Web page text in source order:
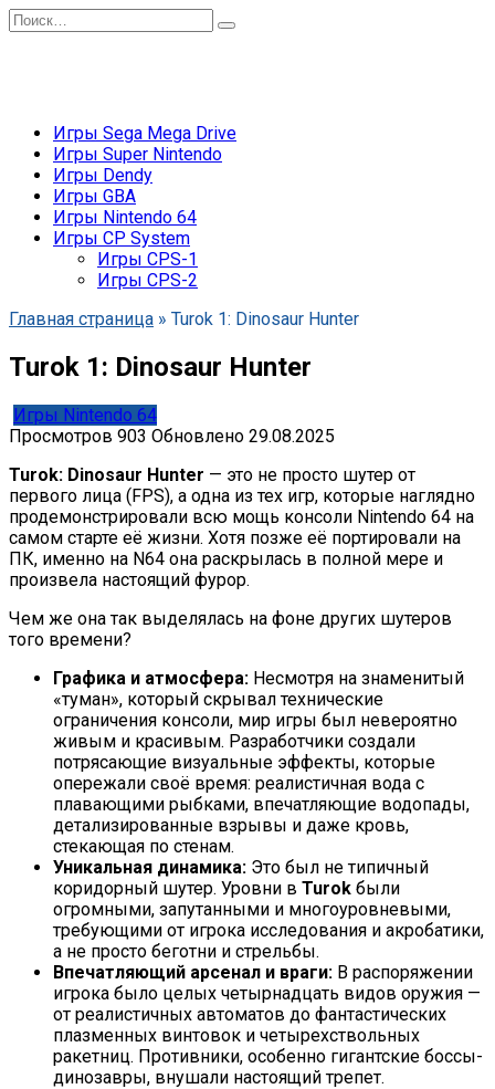
Перейти
к
Search
for:
Игры Sega Mega Drive
Игры Super Nintendo
Игры Dendy
Игры GBA
Игры Nintendo 64
Игры CP System
Игры CPS-1
Игры CPS-2
Главная страница » Turok 1: Dinosaur Hunter
Turok 1: Dinosaur Hunter
Игры Nintendo 64
Просмотров 903 Обновлено 29.08.2025
Turok: Dinosaur Hunter — это не просто шутер от
первого лица (FPS), а одна из тех игр, которые наглядно
продемонстрировали всю мощь консоли Nintendo 64 на
самом старте её жизни. Хотя позже её портировали на
ПК, именно на N64 она раскрылась в полной мере и
произвела настоящий фурор.
Чем же она так выделялась на фоне других шутеров
того времени?
Графика и атмосфера: Несмотря на знаменитый
«туман», который скрывал технические
ограничения консоли, мир игры был невероятно
живым и красивым. Разработчики создали
потрясающие визуальные эффекты, которые
опережали своё время: реалистичная вода с
плавающими рыбками, впечатляющие водопады,
детализированные взрывы и даже кровь,
стекающая по стенам.
Уникальная динамика: Это был не типичный
коридорный шутер. Уровни в Turok были
огромными, запутанными и многоуровневыми,
требующими от игрока исследования и акробатики,
а не просто беготни и стрельбы.
Впечатляющий арсенал и враги: В распоряжении
игрока было целых четырнадцать видов оружия —
от реалистичных автоматов до фантастических
плазменных винтовок и четырехствольных
ракетниц. Противники, особенно гигантские боссы-
динозавры, внушали настоящий трепет.